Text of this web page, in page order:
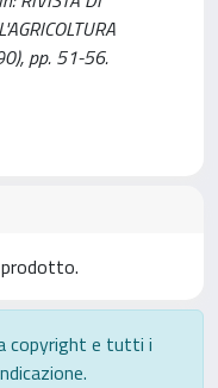
pp. 51-56.
copyright e tutti i